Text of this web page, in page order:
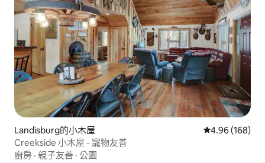
Landisburg的小木屋 從 168 則評價
4.96 (168)
Creekside 小木屋 - 寵物友善
廚房 · 親子友善 · 公園